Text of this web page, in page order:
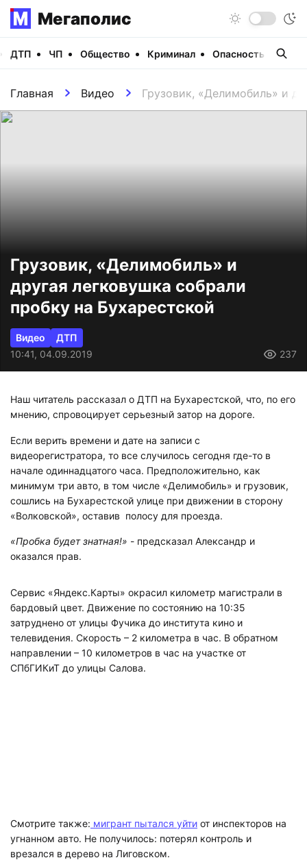
Мегаполис
ДТП ЧП Общество Криминал Опасность
Главная Видео Грузовик, «Делимобиль» и
Грузовик, «Делимобиль» и
другая легковушка собрали
пробку на Бухарестской
Видео
ДТП
10:41, 04.09.2019
237
Наш читатель рассказал о ДТП на Бухарестской, что, по его
мнению, спровоцирует серьезный затор на дороге.
Если верить времени и дате на записи с
видеорегистратора, то все случилось сегодня где-то в
начале одиннадцатого часа. Предположительно, как
минимум три авто, в том числе «Делимобиль» и грузовик,
сошлись на Бухарестской улице при движении в сторону
«Волковской», оставив полосу для проезда.
«Пробка будет знатная!» - предсказал Александр и
оказался прав.
Сервис «Яндекс.Карты» окрасил километр магистрали в
бардовый цвет. Движение по состоянию на 10:35
затруднено от улицы Фучика до института кино и
телевидения. Скорость – 2 километра в час. В обратном
направлении – 10 километров в час на участке от
СПбГИКиТ до улицы Салова.
Смотрите также: мигрант пытался уйти от инспекторов на
угнанном авто. Не получилось: потерял контроль и
врезался в дерево на Лиговском.